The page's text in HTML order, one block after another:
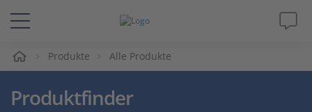
Lösungen & Produkte
Support
Produkte Alle Produkte
Produktfinder